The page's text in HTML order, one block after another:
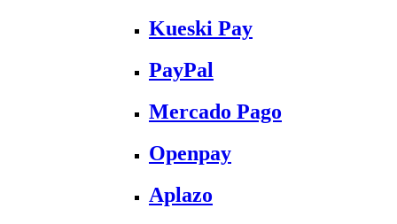
Kueski Pay
PayPal
Mercado Pago
Openpay
Aplazo